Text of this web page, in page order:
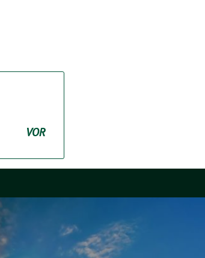
VOR